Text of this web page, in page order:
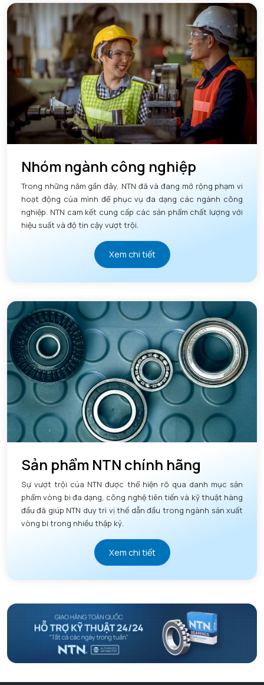
Nhóm ngành công nghiệp
Trong những năm gần đây, NTN đã và đang mở rộng phạm vi
hoạt động của mình để phục vụ đa dạng các ngành công
nghiệp. NTN cam kết cung cấp các sản phẩm chất lượng với
hiệu suất và độ tin cậy vượt trội.
Xem chi tiết
Sản phẩm NTN chính hãng
Sự vượt trội của NTN được thể hiện rõ qua danh mục sản
phẩm vòng bi đa dạng, công nghệ tiên tiến và kỹ thuật hàng
đầu đã giúp NTN duy trì vị thế dẫn đầu trong ngành sản xuất
vòng bi trong nhiều thập kỷ.
Xem chi tiết